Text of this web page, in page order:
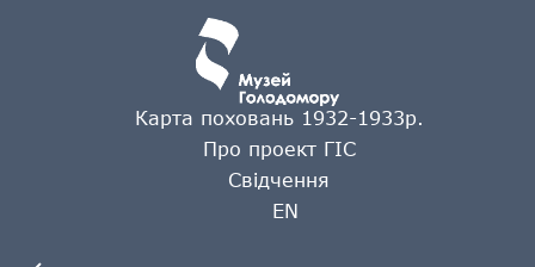
Карта поховань 1932-1933р.
Про проект ГІС
Свідчення
EN